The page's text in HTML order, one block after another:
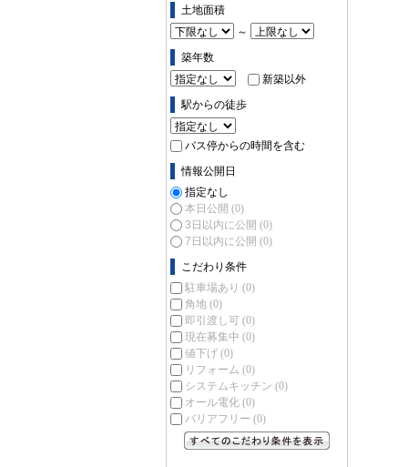
土地面積
～
築年数
新築以外
駅からの徒歩
バス停からの時間を含む
情報公開日
指定なし
本日公開 (0)
3日以内に公開 (0)
7日以内に公開 (0)
こだわり条件
駐車場あり (0)
角地 (0)
即引渡し可 (0)
現在募集中 (0)
値下げ (0)
リフォーム (0)
システムキッチン (0)
オール電化 (0)
バリアフリー (0)